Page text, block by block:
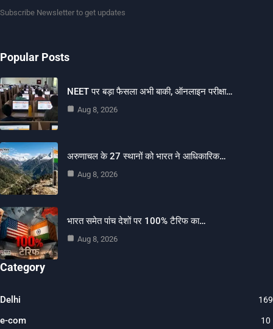
Subscribe Newsletter to get updates
Popular Posts
NEET पर बड़ा फैसला अभी बाकी, ऑनलाइन परीक्षा…
Aug 8, 2026
अरुणाचल के 27 स्थानों को भारत ने आधिकारिक…
Aug 8, 2026
भारत समेत पांच देशों पर 100% टैरिफ का…
Aug 8, 2026
Category
Delhi
e-com 10